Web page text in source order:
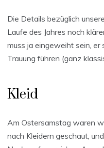
Die Details bezüglich
Laufe des Jahres noch
muss ja eingeweiht sein, er
Trauung führen (ganz
Kleid
Am Ostersamstag waren
nach Kleidern geschaut,